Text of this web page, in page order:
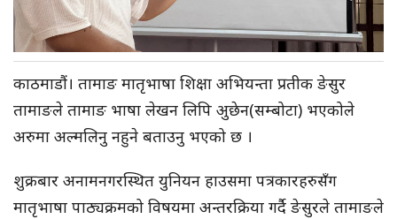
काठमाडौं। तामाङ मातृभाषा शिक्षा अभियन्ता प्रतीक ङेसुर
तामाङले तामाङ भाषा लेखन लिपि अुछेन(सम्बोटा) भएकोले
अरुमा अल्मलिनु नहुने बताउनु भएको छ ।
शुक्रबार अनामनगरस्थित युनियन हाउसमा पत्रकारहरुसँग
मातृभाषा पाठ्यक्रमको विषयमा अन्तरक्रिया गर्दै ङेसुरले तामाङले